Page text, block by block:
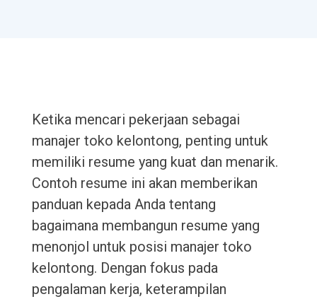
Ketika mencari pekerjaan sebagai
manajer toko kelontong, penting untuk
memiliki resume yang kuat dan menarik.
Contoh resume ini akan memberikan
panduan kepada Anda tentang
bagaimana membangun resume yang
menonjol untuk posisi manajer toko
kelontong. Dengan fokus pada
pengalaman kerja, keterampilan